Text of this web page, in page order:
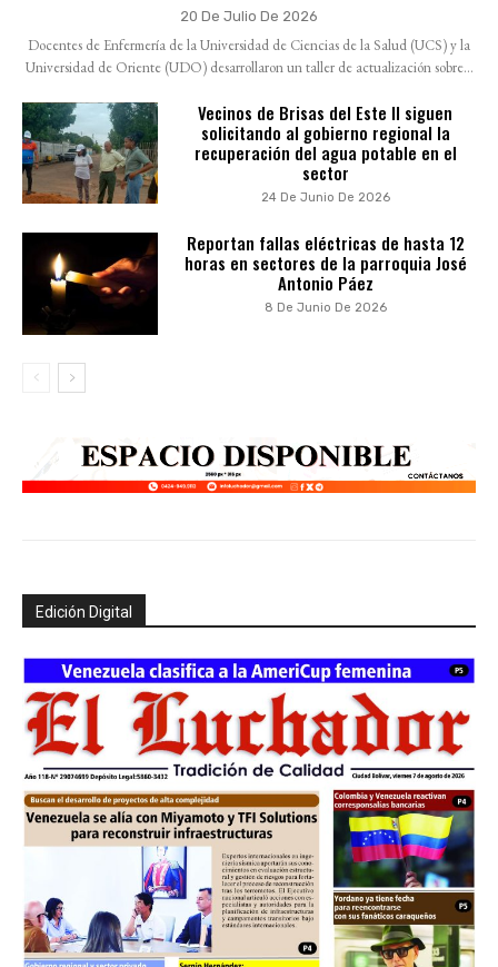
20 De Julio De 2026
Docentes de Enfermería de la Universidad de Ciencias de la Salud (UCS) y la
Universidad de Oriente (UDO) desarrollaron un taller de actualización sobre...
Vecinos de Brisas del Este II siguen
solicitando al gobierno regional la
recuperación del agua potable en el
sector
24 De Junio De 2026
Reportan fallas eléctricas de hasta 12
horas en sectores de la parroquia José
Antonio Páez
8 De Junio De 2026
Edición Digital